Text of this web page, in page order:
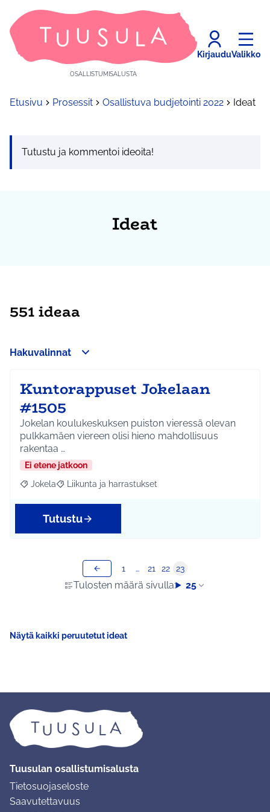
OSALLISTUMISALUSTA
KirjauduValikko
Etusivu Prosessit Osallistuva budjetointi 2022 Ideat
Tutustu ja kommentoi ideoita!
Ideat
551 ideaa
Hakuvalinnat
Kuntorappuset Jokelaan
#1505
Jokelan koulukeskuksen puiston vieressä olevan
pulkkamäen viereen olisi hieno mahdollisuus
rakentaa …
Ei etene jatkoon
Rajaa tulokset aihepiirin mukaan: Jokela
Jokela Rajaa tulokset teeman mukaan: Liikunta ja
Liikunta ja harrastukset
Tutustu
Tulosten määrä sivulla: 25
1 … 21 22 23
Näytä kaikki peruutetut ideat
Tuusulan osallistumisalusta
Tietosuojaseloste
Saavutettavuus